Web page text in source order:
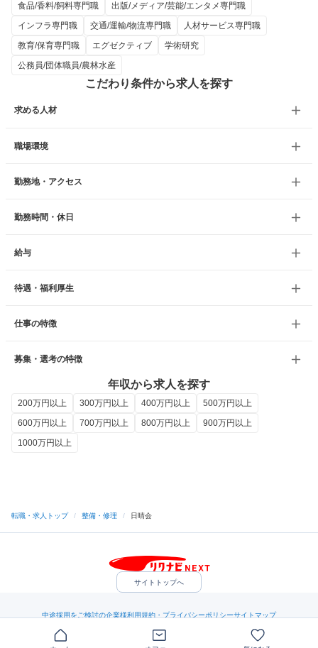
食品/香料/飼料専門職
出版/メディア/芸能/エンタメ専門職
インフラ専門職
交通/運輸/物流専門職
人材サービス専門職
教育/保育専門職
エグゼクティブ
学術研究
公務員/団体職員/農林水産
こだわり条件から求人を探す
求める人材
職場環境
勤務地・アクセス
勤務時間・休日
給与
待遇・福利厚生
仕事の特徴
募集・選考の特徴
年収から求人を探す
200万円以上 300万円以上 400万円以上
500万円以上
600万円以上
700万円以上 800万円以上
900万円以上
1000万円以上
転職・求人トップ / 整備・修理 / 日晴会
サイトトップへ
中途採用をご検討の企業様利用規約・プライバシーポリシーサイトマップ
（C）Indeed Inc.